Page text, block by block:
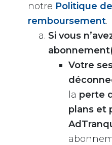
notre Politique
remboursement.
Si vous
Votre
la perte
plans et